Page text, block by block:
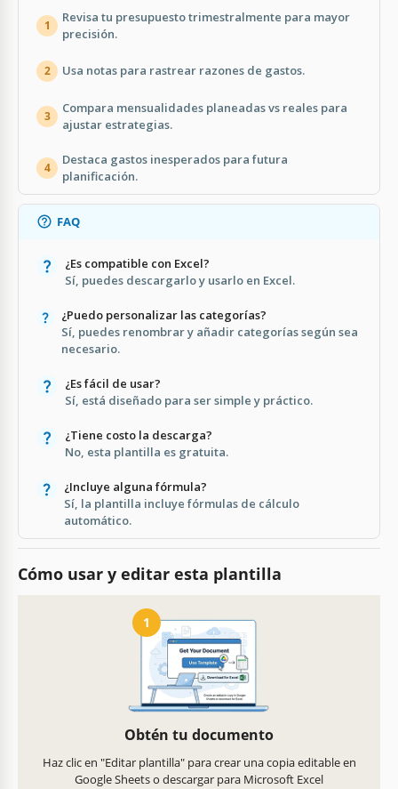
1
Revisa tu presupuesto trimestralmente para mayor
precisión.
2 Usa notas para rastrear razones de gastos.
3
Compara mensualidades planeadas vs reales para
ajustar estrategias.
4
Destaca gastos inesperados para futura
planificación.
FAQ
¿Es compatible con Excel?
Sí, puedes descargarlo y usarlo en Excel.
¿Puedo personalizar las categorías?
Sí, puedes renombrar y añadir categorías según sea
necesario.
¿Es fácil de usar?
Sí, está diseñado para ser simple y práctico.
¿Tiene costo la descarga?
No, esta plantilla es gratuita.
¿Incluye alguna fórmula?
Sí, la plantilla incluye fórmulas de cálculo
automático.
Cómo usar y editar esta plantilla
1
Obtén tu documento
Haz clic en "Editar plantilla" para crear una copia editable en
Google Sheets o descargar para Microsoft Excel